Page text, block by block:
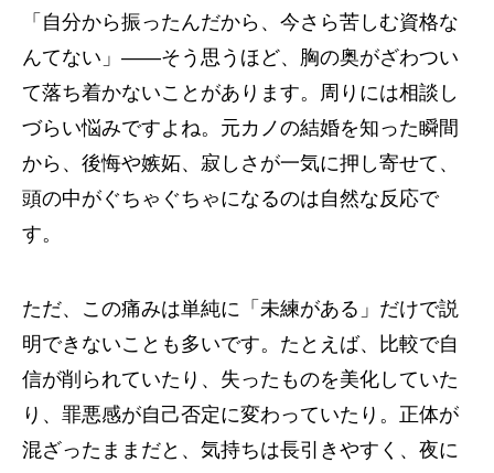
「自分から振ったんだから、今さら苦しむ資格な
んてない」――そう思うほど、胸の奥がざわつい
て落ち着かないことがあります。周りには相談し
づらい悩みですよね。元カノの結婚を知った瞬間
から、後悔や嫉妬、寂しさが一気に押し寄せて、
頭の中がぐちゃぐちゃになるのは自然な反応で
す。
ただ、この痛みは単純に「未練がある」だけで説
明できないことも多いです。たとえば、比較で自
信が削られていたり、失ったものを美化していた
り、罪悪感が自己否定に変わっていたり。正体が
混ざったままだと、気持ちは長引きやすく、夜に